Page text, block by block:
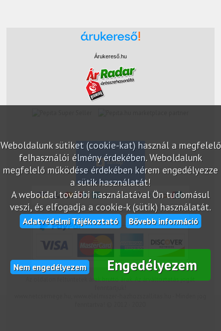
Weboldalunk sütiket (cookie-kat) használ a megfelelő
felhasználói élmény érdekében. Weboldalunk
megfelelő működése érdekében kérem engedélyezze
a sütik használatát!
A weboldal további használatával Ön tudomásul
veszi, és elfogadja a cookie-k (sütik) használatát.
Adatvédelmi Tájékoztató Bővebb információ
Nem engedélyezem Engedélyezem
Árukereső.hu
Az oldalon feltüntetek árak bruttó árak. Az árváltoztatás jogát